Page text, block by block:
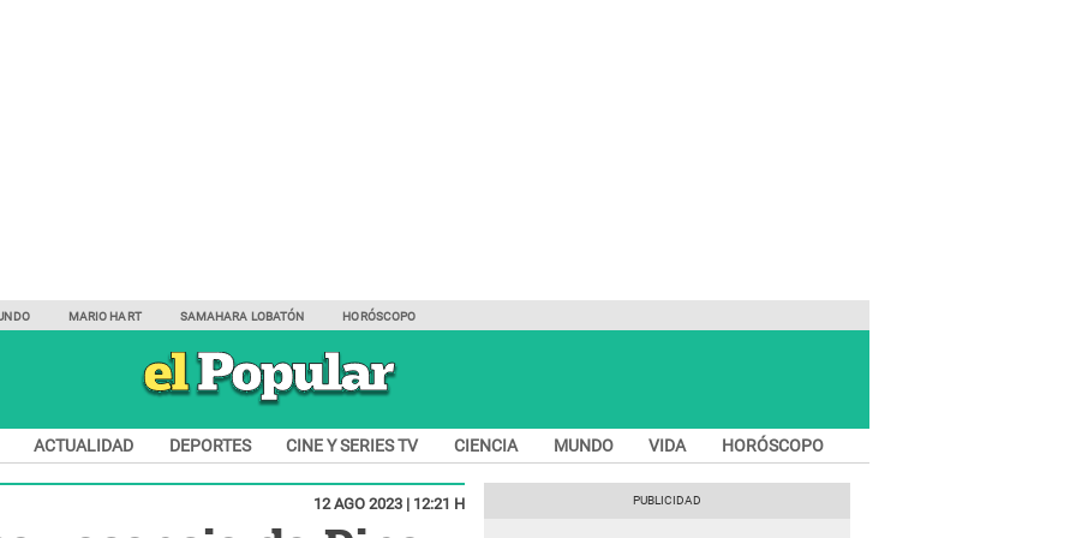
MARIO HART SAMAHARA LOBATÓN HORÓSCOPO
ACTUALIDAD DEPORTES CINE Y SERIES TV CIENCIA MUNDO VIDA HORÓSCOPO
12 AGO 2023 | 12:21 H